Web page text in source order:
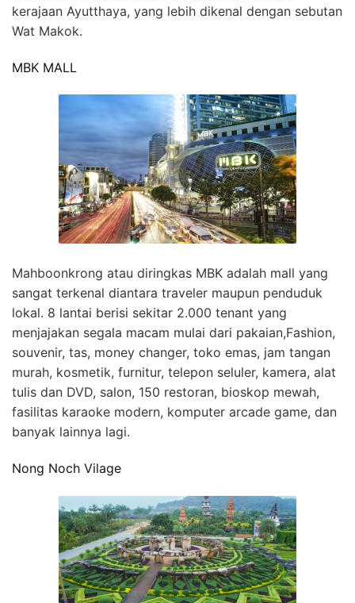
kerajaan Ayutthaya, yang lebih dikenal dengan sebutan
Wat Makok.
MBK MALL
Mahboonkrong atau diringkas MBK adalah mall yang
sangat terkenal diantara traveler maupun penduduk
lokal. 8 lantai berisi sekitar 2.000 tenant yang
menjajakan segala macam mulai dari pakaian,Fashion,
souvenir, tas, money changer, toko emas, jam tangan
murah, kosmetik, furnitur, telepon seluler, kamera, alat
tulis dan DVD, salon, 150 restoran, bioskop mewah,
fasilitas karaoke modern, komputer arcade game, dan
banyak lainnya lagi.
Nong Noch Vilage